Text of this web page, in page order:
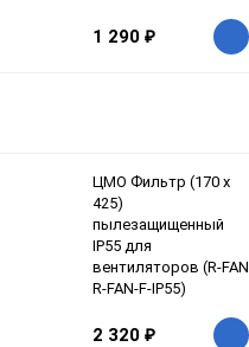
1 290 ₽
ЦМО Фильтр (170 х
425)
пылезащищенный
IP55 для
вентиляторов (R-FAN
R-FAN-F-IP55)
2 320 ₽